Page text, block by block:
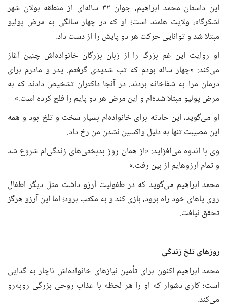
این داستان محمد ابراهیم، جوان ۳۲ ساله‌ای از منطقه بولان شهر
لشکرگاه، ولایت هلمند است؛ او که در چهار سالگی به مرض پولیو
مبتلا شد و توانایی حرکت هر دو پایش را از دست داد.
او روایت این غم بزرگ را از زبان بزرگان خانواده‌اش چنین آغاز
می‌کند: «چهار ساله بودم که تب شدیدی گرفتم. پدر و مادرم برای
درمان مرا به شفاخانه بردند. در آنجا داکتران تشخیص دادند که به
مرض پولیو مبتلا شده‌ام و این مرض هر دو پایم را فلج کرده است.»
او می‌گوید، این حادثه برای خانواده‌ام بسیار سخت و تلخ بود و همه
این مصیبت تنها به دلیل واکسین نشدن من رخ داد.
وی با اندوه می‌افزاید: «از همان روز بدبختی‌های زندگی‌ام شروع شد
و تمام آرزوهایم از بین رفت.»
محمد ابراهیم می‌گوید که در طفولیت آرزو داشت مثل دیگر اطفال
روی پاهای خود راه برود، بازی کند و به مکتب برود؛ اما این آرزو هرگز
تحقق نیافت.
روزهای تلخ زندگی
محمد ابراهیم اکنون برای تأمین نیازهای خانواده‌اش ناچار به گدایی
است؛ کاری دشوار که او را هر لحظه با عذاب روحی بزرگی روبه‌رو
می‌کند.